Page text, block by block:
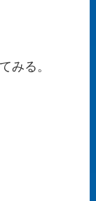
みる。